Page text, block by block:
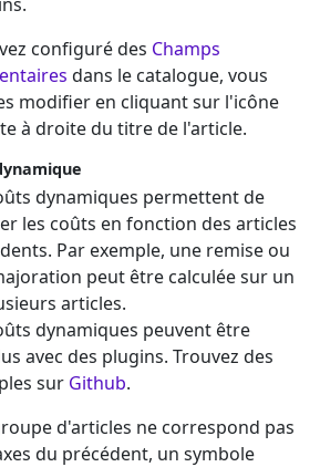
configuré des Champs
dans le catalogue, vous
modifier en cliquant sur l'icône
à droite du titre de l'article.
dynamiques permettent de
les coûts en fonction des articles
Par exemple, une remise ou
peut être calculée sur un
articles.
dynamiques peuvent être
avec des plugins. Trouvez des
sur Github.
d'articles ne correspond pas
du précédent, un symbole